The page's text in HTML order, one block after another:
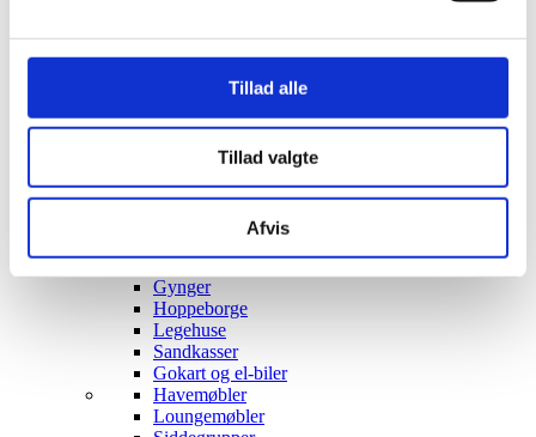
Tillad alle
Tillad valgte
Afvis
Rundt om træet
Teaktræ bænke
Havebænke med blomsterkasser
Eukalyptus træbænke
Gyngebænke
Udendørs leg & Spil
Trampoliner
Gynger
Hoppeborge
Legehuse
Sandkasser
Gokart og el-biler
Havemøbler
Loungemøbler